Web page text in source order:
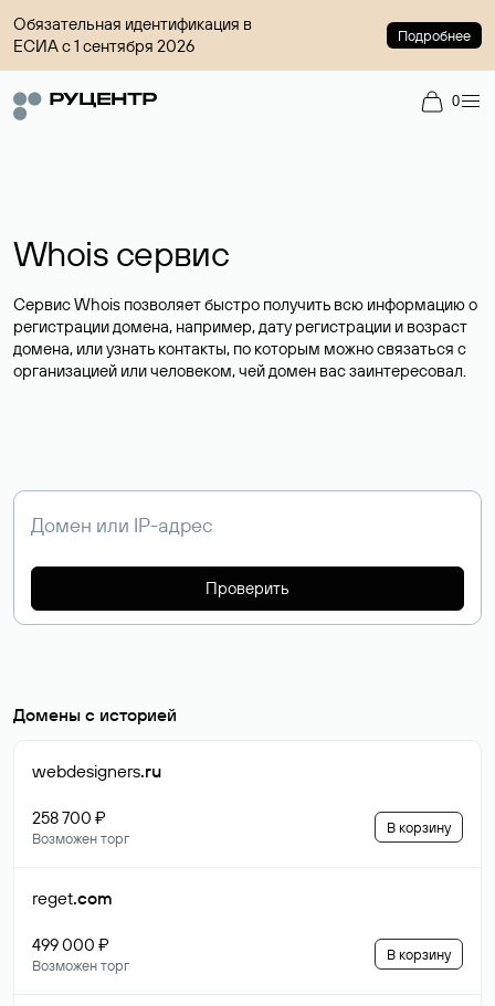
Обязательная идентификация в
ЕСИА с 1 сентября 2026
Подробнее
0
Whois сервис
Сервис Whois позволяет быстро получить всю информацию о
регистрации домена, например, дату регистрации и возраст
домена, или узнать контакты, по которым можно связаться с
организацией или человеком, чей домен вас заинтересовал.
Проверить
Домены с историей
webdesigners.ru
258 700 ₽
Возможен торг
В корзину
reget.com
499 000 ₽
Возможен торг
В корзину